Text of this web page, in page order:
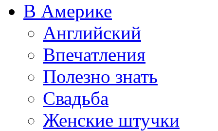
В Америке
Английский
Впечатления
Полезно знать
Свадьба
Женские штучки